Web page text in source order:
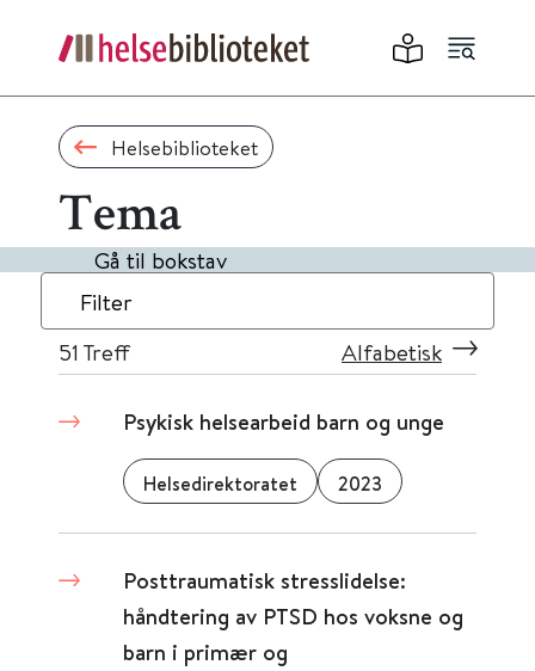
Helsebiblioteket
Tema
Gå til bokstav
Filter
51 Treff Alfabetisk
Psykisk helsearbeid barn og unge
Helsedirektoratet 2023
Posttraumatisk stresslidelse:
håndtering av PTSD hos voksne og
barn i primær og